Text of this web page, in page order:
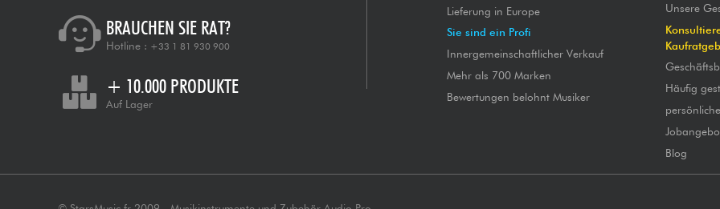
BRAUCHEN SIE RAT?
Hotline : +33 1 81 930 900
+ 10.000 PRODUKTE
Auf Lager
Lieferung in Europe
Sie sind ein Profi
Innergemeinschaftlicher Verkauf
Mehr als 700 Marken
Bewertungen belohnt Musiker
Unsere
Häufig
Blog